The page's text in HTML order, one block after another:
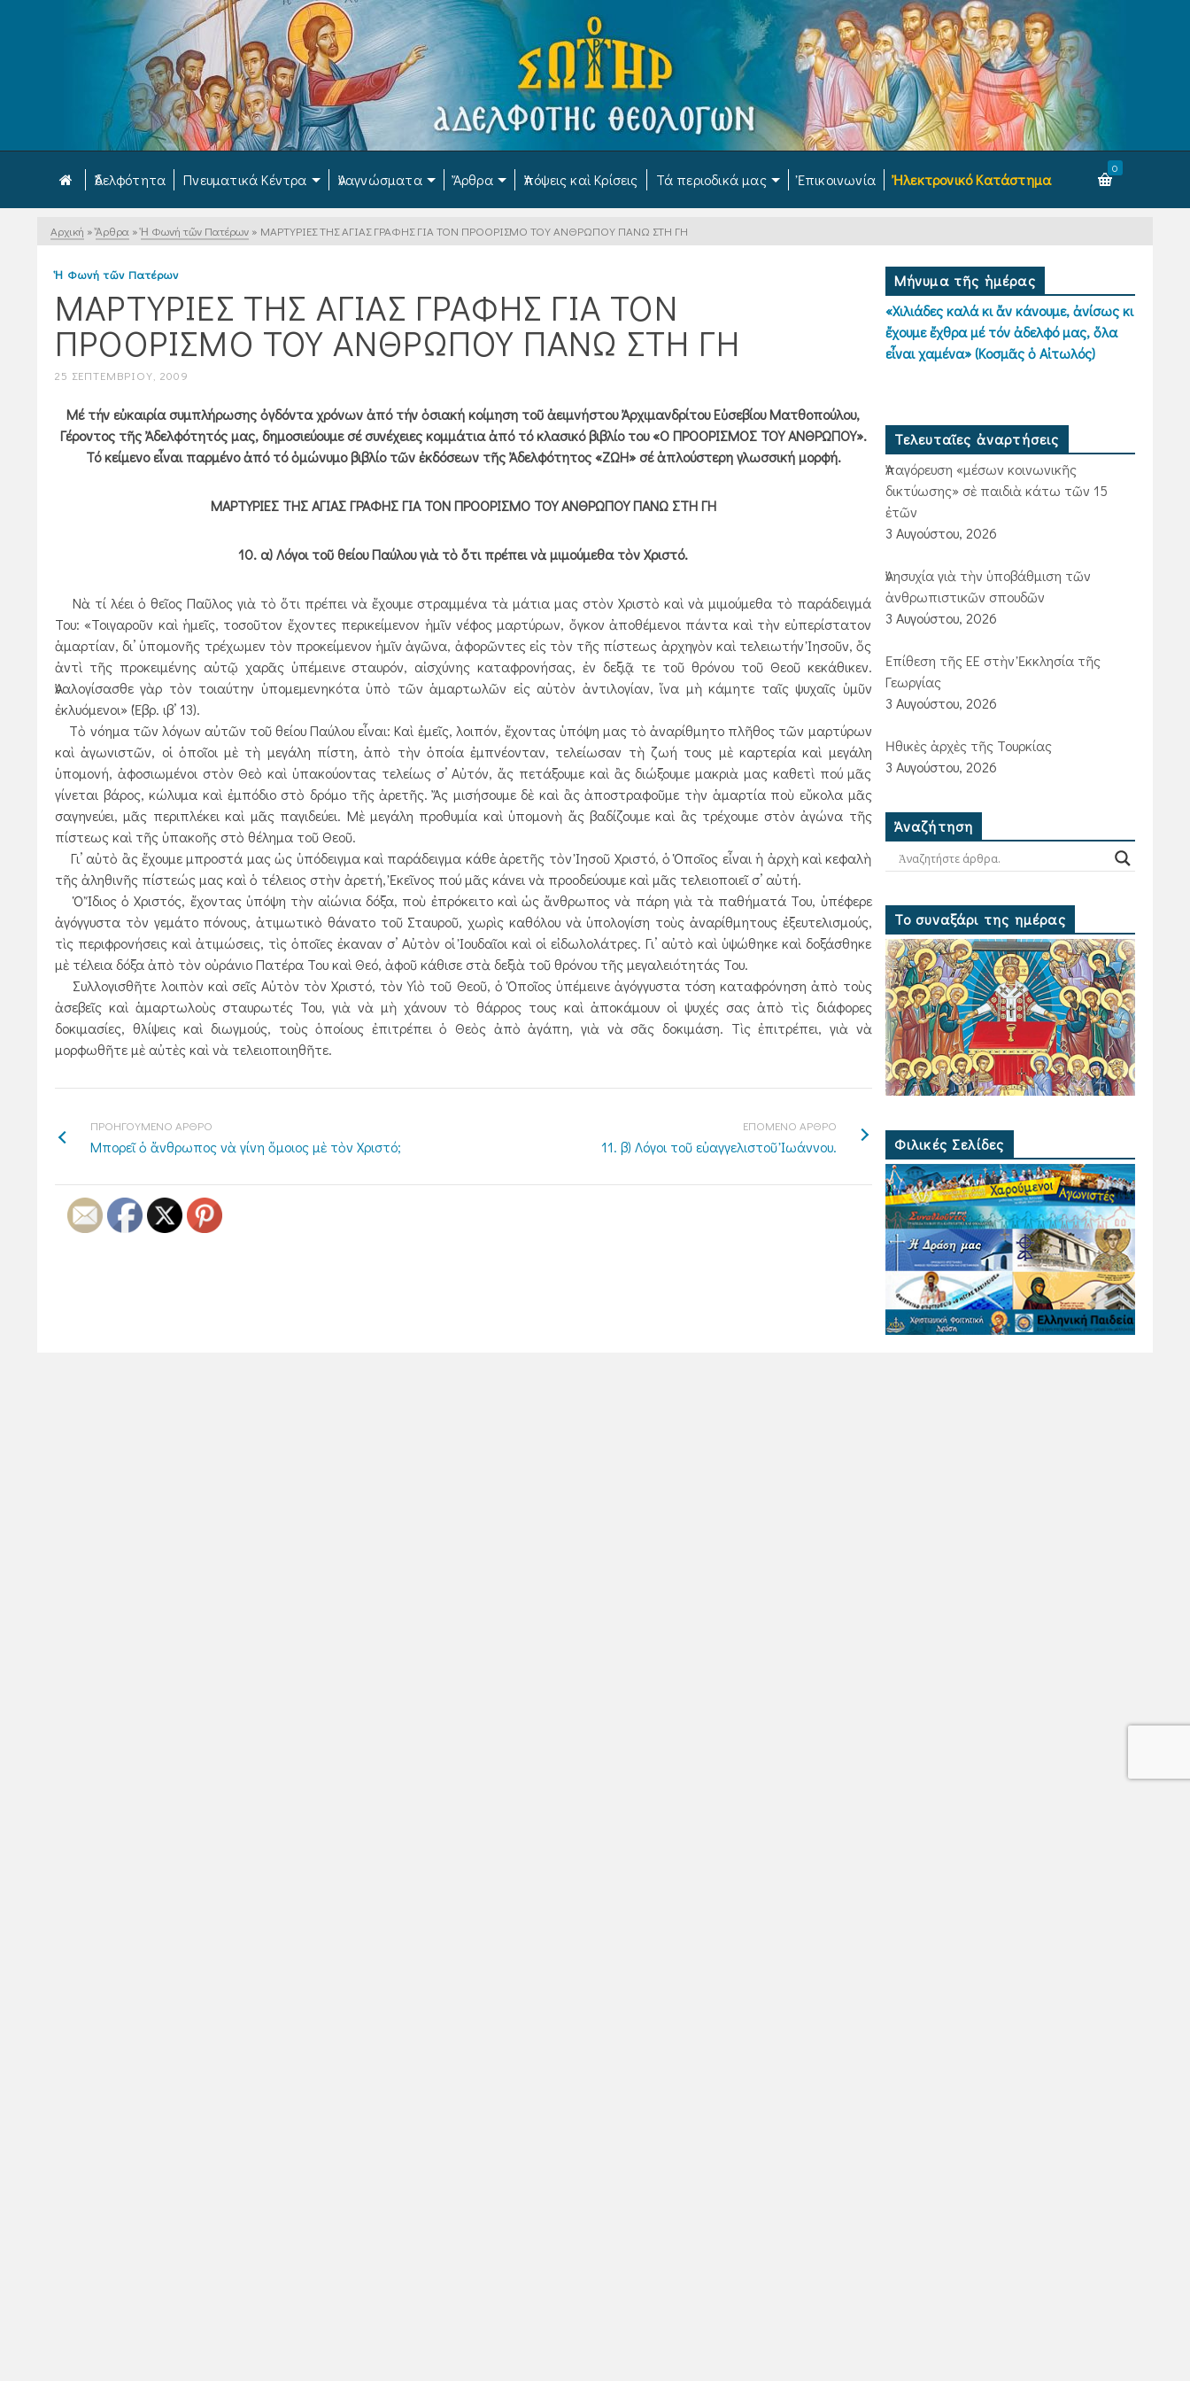
Ἀδελφότητα Πνευματικά Κέντρα Ἀναγνώσματα Ἄρθρα Ἀπόψεις καὶ Κρίσεις Τά περιοδικά μας Ἐπικοινωνία Ἠλεκτρονικό Κατάστημα
0
Αρχική » Ἄρθρα » Ἡ Φωνή τῶν Πατέρων » ΜΑΡΤΥΡΙΕΣ ΤΗΣ ΑΓΙΑΣ ΓΡΑΦΗΣ ΓΙΑ ΤΟΝ ΠΡΟΟΡΙΣΜΟ ΤΟΥ ΑΝΘΡΩΠΟΥ ΠΑΝΩ ΣΤΗ ΓΗ
Ἡ Φωνή τῶν Πατέρων
ΜΑΡΤΥΡΙΕΣ ΤΗΣ ΑΓΙΑΣ ΓΡΑΦΗΣ ΓΙΑ ΤΟΝ
ΠΡΟΟΡΙΣΜΟ ΤΟΥ ΑΝΘΡΩΠΟΥ ΠΑΝΩ ΣΤΗ ΓΗ
25 ΣΕΠΤΕΜΒΡΊΟΥ, 2009
Μέ τήν εὐκαιρία συμπλήρωσης ὀγδόντα χρόνων ἀπό τήν ὁσιακή κοίμηση τοῦ ἀειμνήστου Ἀρχιμανδρίτου Εὐσεβίου Ματθοπούλου,
Γέροντος τῆς Ἀδελφότητός μας, δημοσιεύουμε σέ συνέχειες κομμάτια ἀπό τό κλασικό βιβλίο του «Ο ΠΡΟΟΡΙΣΜΟΣ ΤΟΥ ΑΝΘΡΩΠΟΥ».
Τό κείμενο εἶναι παρμένο ἀπό τό ὁμώνυμο βιβλίο τῶν ἐκδόσεων τῆς Ἀδελφότητος «ΖΩΗ» σέ ἁπλούστερη γλωσσική μορφή.
ΜΑΡΤΥΡΙΕΣ ΤΗΣ ΑΓΙΑΣ ΓΡΑΦΗΣ ΓΙΑ ΤΟΝ ΠΡΟΟΡΙΣΜΟ ΤΟΥ ΑΝΘΡΩΠΟΥ ΠΑΝΩ ΣΤΗ ΓΗ
10. α) Λόγοι τοῦ θείου Παύλου γιὰ τὸ ὅτι πρέπει νὰ μιμούμεθα τὸν Χριστό.
Νὰ τί λέει ὁ θεῖος Παῦλος γιὰ τὸ ὅτι πρέπει νὰ ἔχουμε στραμμένα τὰ μάτια μας στὸν Χριστὸ καὶ νὰ μιμούμεθα τὸ παράδειγμά
Του: «Τοιγαροῦν καὶ ἡμεῖς, τοσοῦτον ἔχοντες περικείμενον ἡμῖν νέφος μαρτύρων, ὄγκον ἀποθέμενοι πάντα καὶ τὴν εὐπερίστατον
ἁμαρτίαν, δι’ ὑπομονῆς τρέχωμεν τὸν προκείμενον ἡμῖν ἀγῶνα, ἀφορῶντες εἰς τὸν τῆς πίστεως ἀρχηγὸν καὶ τελειωτήν Ἰησοῦν, ὅς
ἀντὶ τῆς προκειμένης αὐτῷ χαρᾶς ὑπέμεινε σταυρόν, αἰσχύνης καταφρονήσας, ἐν δεξιᾷ τε τοῦ θρόνου τοῦ Θεοῦ κεκάθικεν.
Ἀναλογίσασθε γὰρ τὸν τοιαύτην ὑπομεμενηκότα ὑπὸ τῶν ἁμαρτωλῶν εἰς αὐτὸν ἀντιλογίαν, ἵνα μὴ κάμητε ταῖς ψυχαῖς ὑμῦν
ἐκλυόμενοι» (Ἑβρ. ιβ’ 13).
Τὸ νόημα τῶν λόγων αὐτῶν τοῦ θείου Παύλου εἶναι: Καὶ ἐμεῖς, λοιπόν, ἔχοντας ὑπόψη μας τὸ ἀναρίθμητο πλῆθος τῶν μαρτύρων
καὶ ἀγωνιστῶν, οἱ ὁποῖοι μὲ τὴ μεγάλη πίστη, ἀπὸ τὴν ὁποία ἐμπνέονταν, τελείωσαν τὴ ζωή τους μὲ καρτερία καὶ μεγάλη
ὑπομονή, ἀφοσιωμένοι στὸν Θεὸ καὶ ὑπακούοντας τελείως σ’ Αὐτόν, ἄς πετάξουμε καὶ ἂς διώξουμε μακριὰ μας καθετὶ πού μᾶς
γίνεται βάρος, κώλυμα καὶ ἐμπόδιο στὸ δρόμο τῆς ἀρετῆς. Ἄς μισήσουμε δὲ καὶ ἂς ἀποστραφοῦμε τὴν ἁμαρτία ποὺ εὔκολα μᾶς
σαγηνεύει, μᾶς περιπλέκει καὶ μᾶς παγιδεύει. Μὲ μεγάλη προθυμία καὶ ὑπομονὴ ἄς βαδίζουμε καὶ ἂς τρέχουμε στὸν ἀγώνα τῆς
πίστεως καὶ τῆς ὑπακοῆς στὸ θέλημα τοῦ Θεοῦ.
Γι’ αὐτὸ ἂς ἔχουμε μπροστά μας ὡς ὑπόδειγμα καὶ παράδειγμα κάθε ἀρετῆς τὸν Ἰησοῦ Χριστό, ὁ Ὁποῖος εἶναι ἡ ἀρχὴ καὶ κεφαλὴ
τῆς ἀληθινῆς πίστεώς μας καὶ ὁ τέλειος στὴν ἀρετή, Ἐκεῖνος πού μᾶς κάνει νὰ προοδεύουμε καὶ μᾶς τελειοποιεῖ σ’ αὐτή.
Ὁ Ἴδιος ὁ Χριστός, ἔχοντας ὑπόψη τὴν αἰώνια δόξα, ποὺ ἐπρόκειτο καὶ ὡς ἄνθρωπος νὰ πάρη γιὰ τὰ παθήματά Του, ὑπέφερε
ἀγόγγυστα τὸν γεμάτο πόνους, ἀτιμωτικὸ θάνατο τοῦ Σταυροῦ, χωρὶς καθόλου νὰ ὑπολογίση τοὺς ἀναρίθμητους ἐξευτελισμούς,
τὶς περιφρονήσεις καὶ ἀτιμώσεις, τὶς ὁποῖες ἐκαναν σ’ Αὐτὸν οἱ Ἰουδαῖοι καὶ οἱ εἰδωλολάτρες. Γι’ αὐτὸ καὶ ὑψώθηκε καὶ δοξάσθηκε
μὲ τέλεια δόξα ἀπὸ τὸν οὐράνιο Πατέρα Του καὶ Θεό, ἀφοῦ κάθισε στὰ δεξιὰ τοῦ θρόνου τῆς μεγαλειότητάς Του.
Συλλογισθῆτε λοιπὸν καὶ σεῖς Αὐτὸν τὸν Χριστό, τὸν Υἱὸ τοῦ Θεοῦ, ὁ Ὁποῖος ὑπέμεινε ἀγόγγυστα τόση καταφρόνηση ἀπὸ τοὺς
ἀσεβεῖς καὶ ἁμαρτωλοὺς σταυρωτές Του, γιὰ νὰ μὴ χάνουν τὸ θάρρος τους καὶ ἀποκάμουν οἱ ψυχές σας ἀπὸ τὶς διάφορες
δοκιμασίες, θλίψεις καὶ διωγμούς, τοὺς ὁποίους ἐπιτρέπει ὁ Θεὸς ἀπὸ ἀγάπη, γιὰ νὰ σᾶς δοκιμάση. Τὶς ἐπιτρέπει, γιὰ νὰ
μορφωθῆτε μὲ αὐτὲς καὶ νὰ τελειοποιηθῆτε.
ΠΡΟΗΓΟΥΜΕΝΟ ΑΡΘΡΟ
Μπορεῖ ὁ ἄνθρωπος νὰ γίνη ὅμοιος μὲ τὸν Χριστό;
ΕΠΟΜΕΝΟ ΑΡΘΡΟ
11. β) Λόγοι τοῦ εὐαγγελιστοῦ Ἰωάννου.
Μήνυμα τῆς ἡμέρας
«Χιλιάδες καλά κι ἄν κάνουμε, ἀνίσως κι
ἔχουμε ἔχθρα μέ τόν ἀδελφό μας, ὅλα
εἶναι χαμένα» (Κοσμᾶς ὁ Αἰτωλός)
Τελευταῖες ἀναρτήσεις
Ἀπαγόρευση «μέσων κοινωνικῆς
δικτύωσης» σὲ παιδιὰ κάτω τῶν 15
ἐτῶν
3 Αυγούστου, 2026
Ἀνησυχία γιὰ τὴν ὑποβάθμιση τῶν
ἀνθρωπιστικῶν σπουδῶν
3 Αυγούστου, 2026
Ἐπίθεση τῆς ΕΕ στὴν Ἐκκλησία τῆς
Γεωργίας
3 Αυγούστου, 2026
Ἠθικὲς ἀρχὲς τῆς Τουρκίας
3 Αυγούστου, 2026
Ἀναζήτηση
Το συναξάρι της ημέρας
Φιλικές Σελίδες